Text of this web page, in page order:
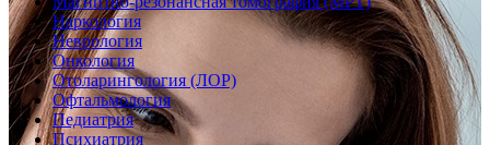
Наркология
Неврология
Онкология
Отоларингология (ЛОР)
Офтальмология
Педиатрия
Психиатрия